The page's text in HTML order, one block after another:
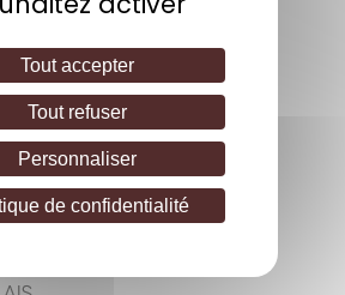
Tout accepter
Tout refuser
Personnaliser
de confidentialité
sur Saône